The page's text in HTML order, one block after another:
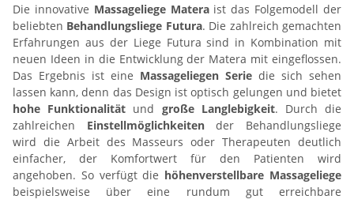
Die innovative Massageliege Materaist das Folgemodell der
beliebten Behandlungsliege Futura. Die zahlreich gemachten
Erfahrungen aus der Liege Futura sind in Kombination mit
neuen Ideen in die Entwicklung der Matera mit eingeflossen.
Das Ergebnis ist eine Massageliegen Serie die sich sehen
lassen kann, denn das Design ist optisch gelungen und bietet
hohe Funktionalität und große Langlebigkeit. Durch die
zahlreichen Einstellmöglichkeitender Behandlungsliege
wird die Arbeit des Masseurs oder Therapeuten deutlich
einfacher, der Komfortwert für den Patienten wird
angehoben. So verfügt die höhenverstellbare Massageliege
beispielsweise über eine rundum gut erreichbare